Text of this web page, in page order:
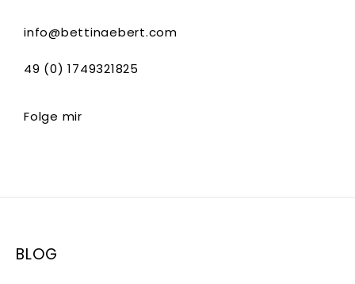
info@bettinaebert.com
49 (0) 1749321825
Folge mir
BLOG